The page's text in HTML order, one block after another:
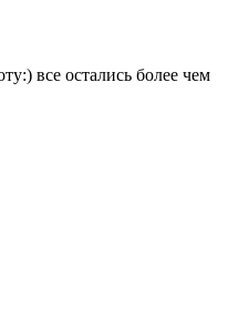
все остались более чем